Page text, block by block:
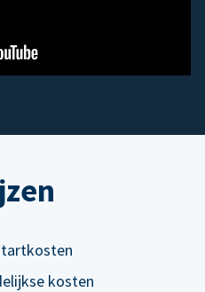
kosten